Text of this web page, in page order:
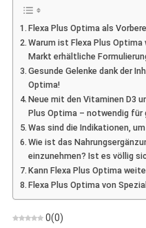
Flexa Plus Optima als
Warum ist Flexa Plus
Markt erhältliche
Gesunde Gelenke dank der
Optima!
Neue mit den Vitaminen D3
Plus Optima – notwendig für
Was sind die Indikationen,
Wie ist das
einzunehmen? Ist es völlig
Kann Flexa Plus Optima
Flexa Plus Optima von
0(0)